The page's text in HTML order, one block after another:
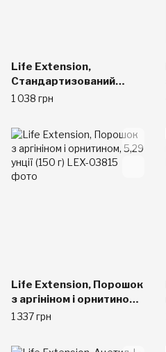
Life Extension,
Стандартизований
екстракт теафлавіну,
вегетаріанських
1 038 грн
Life Extension, Порошок
з аргініном і орнитином,
5,29 унції (150 г)
1 337 грн